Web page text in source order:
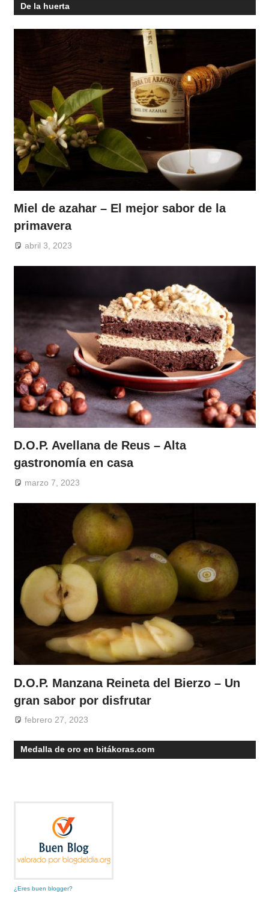
De la huerta
Miel de azahar – El mejor sabor de la
primavera
abril 3, 2023
D.O.P. Avellana de Reus – Alta
gastronomía en casa
marzo 7, 2023
D.O.P. Manzana Reineta del Bierzo – Un
gran sabor por disfrutar
febrero 27, 2023
Medalla de oro en bitákoras.com
¿Eres buen blogger?